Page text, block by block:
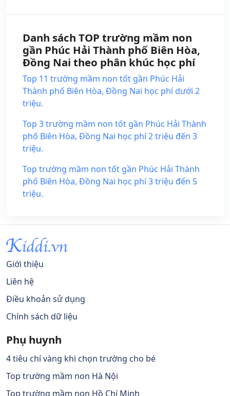
Danh sách TOP trường mầm non
gần Phúc Hải Thành phố Biên Hòa,
Đồng Nai theo phân khúc học phí
Top 11 trường mầm non tốt gần Phúc Hải
Thành phố Biên Hòa, Đồng Nai học phí dưới 2
triệu.
Top 3 trường mầm non tốt gần Phúc Hải Thành
phố Biên Hòa, Đồng Nai học phí 2 triệu đến 3
triệu.
Top trường mầm non tốt gần Phúc Hải Thành
phố Biên Hòa, Đồng Nai học phí 3 triệu đến 5
triệu.
Giới thiệu
Liên hệ
Điều khoản sử dụng
Chính sách dữ liệu
Phụ huynh
4 tiêu chí vàng khi chọn trường cho bé
Top trường mầm non Hà Nội
Top trường mầm non Hồ Chí Minh